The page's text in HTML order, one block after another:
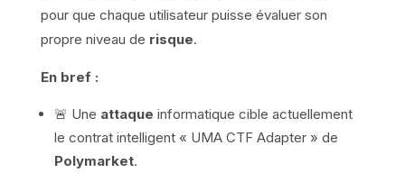
pour que chaque utilisateur puisse évaluer son
propre niveau de risque.
En bref :
🚨 Une attaque informatique cible actuellement
le contrat intelligent « UMA CTF Adapter » de
Polymarket.